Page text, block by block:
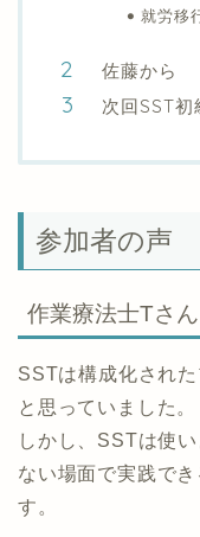
就労移
佐藤から
次回SST初
参加者の声
作業療法士Tさん
SSTは構成化され
と思っていました。
しかし、SSTは使
ない場面で実践で
す。